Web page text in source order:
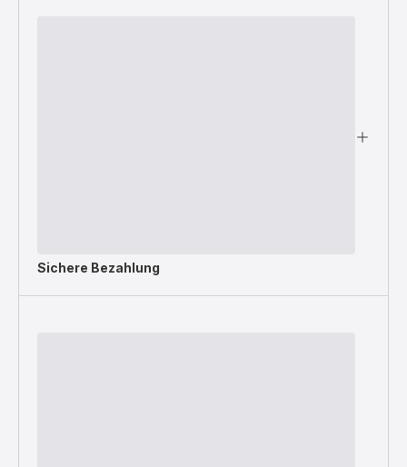
Sichere Bezahlung